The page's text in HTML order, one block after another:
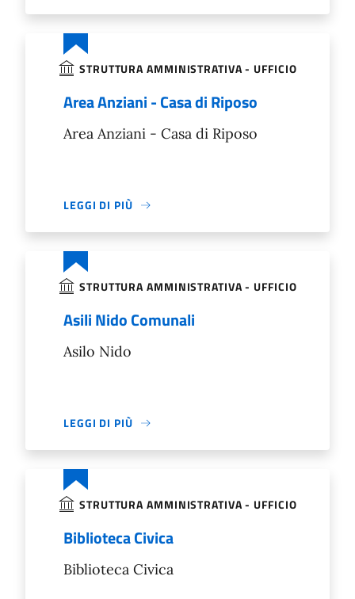
STRUTTURA AMMINISTRATIVA - UFFICIO
Area Anziani - Casa di Riposo
Area Anziani - Casa di Riposo
LEGGI DI PIÙ
STRUTTURA AMMINISTRATIVA - UFFICIO
Asili Nido Comunali
Asilo Nido
LEGGI DI PIÙ
STRUTTURA AMMINISTRATIVA - UFFICIO
Biblioteca Civica
Biblioteca Civica